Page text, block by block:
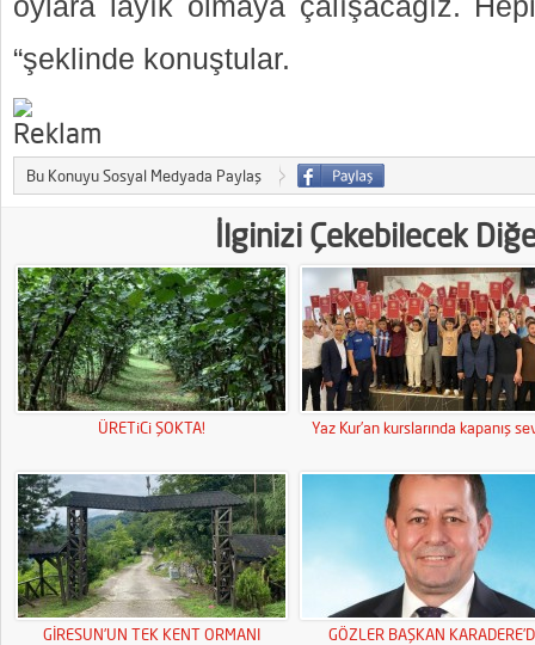
oylara layık olmaya çalışacağız.
“şeklinde konuştular.
Bu Konuyu Sosyal Medyada Paylaş
İlginizi Çekebilecek
ÜRETiCi ŞOKTA! Yaz Kur’an kurslarında kapanış
GİRESUN’UN TEK KENT ORMANI
GÖZLER BAŞKAN